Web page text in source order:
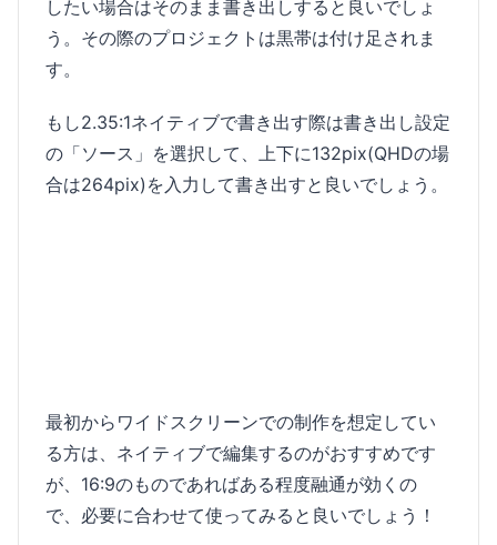
したい場合はそのまま書き出しすると良いでしょ
う。その際のプロジェクトは黒帯は付け足されま
す。
もし2.35:1ネイティブで書き出す際は書き出し設定
の「ソース」を選択して、上下に132pix(QHDの場
合は264pix)を入力して書き出すと良いでしょう。
最初からワイドスクリーンでの制作を想定してい
る方は、ネイティブで編集するのがおすすめです
が、16:9のものであればある程度融通が効くの
で、必要に合わせて使ってみると良いでしょう！